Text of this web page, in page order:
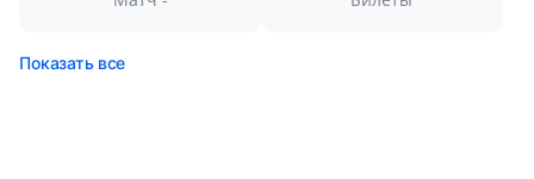
Показать все